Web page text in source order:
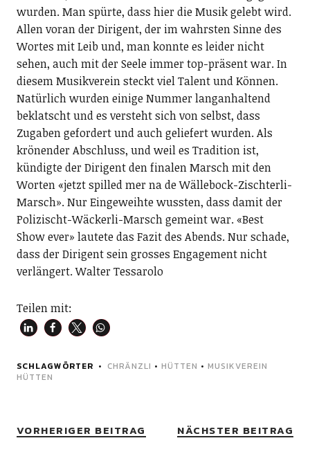
wurden. Man spürte, dass hier die Musik gelebt wird.
Allen voran der Dirigent, der im wahrsten Sinne des
Wortes mit Leib und, man konnte es leider nicht
sehen, auch mit der Seele immer top-präsent war. In
diesem Musikverein steckt viel Talent und Können.
Natürlich wurden einige Nummer langanhaltend
beklatscht und es versteht sich von selbst, dass
Zugaben gefordert und auch geliefert wurden. Als
krönender Abschluss, und weil es Tradition ist,
kündigte der Dirigent den finalen Marsch mit den
Worten «jetzt spilled mer na de Wällebock-Zischterli-
Marsch». Nur Eingeweihte wussten, dass damit der
Polizischt-Wäckerli-Marsch gemeint war. «Best
Show ever» lautete das Fazit des Abends. Nur schade,
dass der Dirigent sein grosses Engagement nicht
verlängert. Walter Tessarolo
Teilen mit:
SCHLAGWÖRTER CHRÄNZLI • HÜTTEN • MUSIKVEREIN
HÜTTEN
VORHERIGER BEITRAG NÄCHSTER BEITRAG